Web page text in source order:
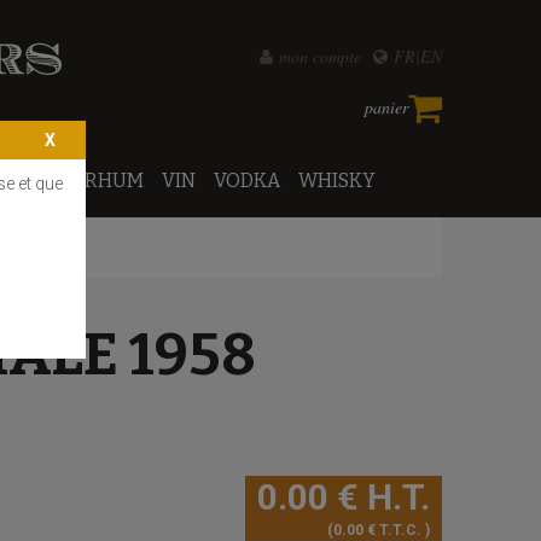
FR EN
mon compte
panier
PORTO RHUM VIN VODKA WHISKY
1958
0.00 € H.T.
0.00 € T.T.C.
et que